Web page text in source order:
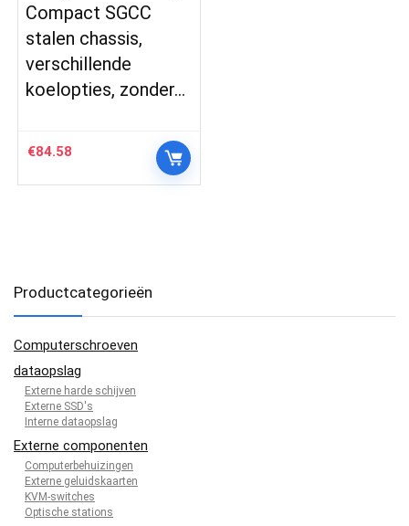
Compact SGCC
stalen chassis,
verschillende
koelopties, zonder…
€84.58
Productcategorieën
Computerschroeven
dataopslag
Externe harde schijven
Externe SSD's
Interne dataopslag
Externe componenten
Computerbehuizingen
Externe geluidskaarten
KVM-switches
Optische stations